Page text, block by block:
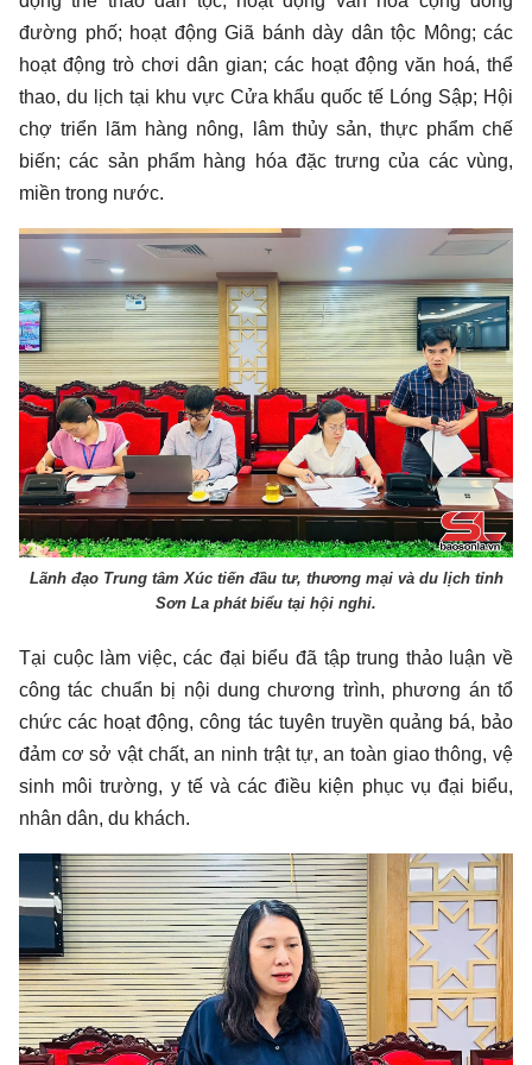
đường phố; hoạt động Giã bánh dày dân tộc Mông; các
hoạt động trò chơi dân gian; các hoạt động văn hoá, thể
thao, du lịch tại khu vực Cửa khẩu quốc tế Lóng Sập; Hội
chợ triển lãm hàng nông, lâm thủy sản, thực phẩm chế
biến; các sản phẩm hàng hóa đặc trưng của các vùng,
miền trong nước.
Lãnh đạo Trung tâm Xúc tiến đầu tư, thương mại và du lịch tỉnh
Sơn La phát biểu tại hội nghi.
Tại cuộc làm việc, các đại biểu đã tập trung thảo luận về
công tác chuẩn bị nội dung chương trình, phương án tổ
chức các hoạt động, công tác tuyên truyền quảng bá, bảo
đảm cơ sở vật chất, an ninh trật tự, an toàn giao thông, vệ
sinh môi trường, y tế và các điều kiện phục vụ đại biểu,
nhân dân, du khách.